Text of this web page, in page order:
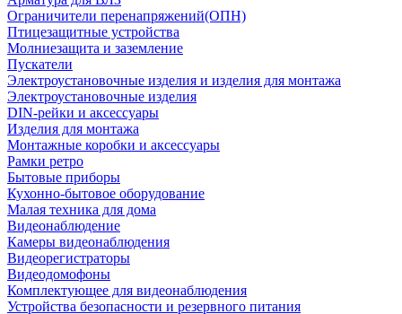
Ограничители перенапряжений(ОПН)
Птицезащитные устройства
Молниезащита и заземление
Пускатели
Электроустановочные изделия и изделия для монтажа
Электроустановочные изделия
DIN-рейки и аксессуары
Изделия для монтажа
Монтажные коробки и аксессуары
Рамки ретро
Бытовые приборы
Кухонно-бытовое оборудование
Малая техника для дома
Видеонаблюдение
Камеры видеонаблюдения
Видеорегистраторы
Видеодомофоны
Комплектующее для видеонаблюдения
Устройства безопасности и резервного питания